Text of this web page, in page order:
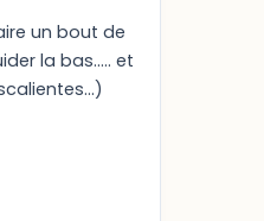
un bout de
la bas..... et